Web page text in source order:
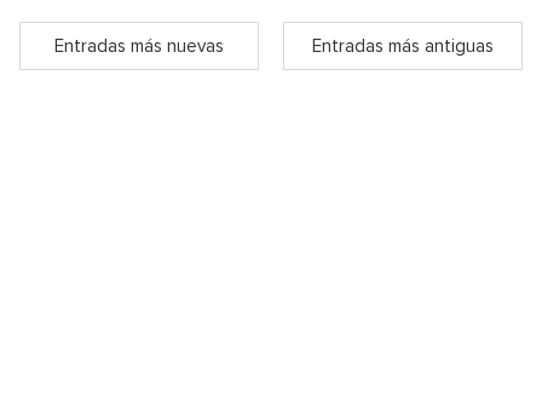
Entradas más nuevas Entradas más antiguas